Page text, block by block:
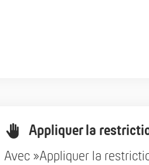
Appliquer la
Avec »Appliquer la